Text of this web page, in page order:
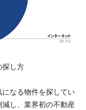
探し方
になる物件を探してい
し、業界初の不動産